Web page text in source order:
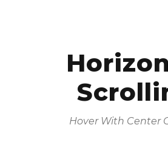
Hover With Center